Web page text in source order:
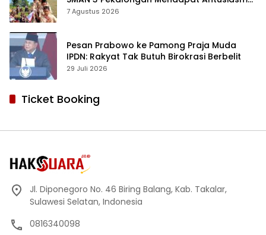
dan Respon Positif Orang Tua Murid
7 Agustus 2026
Pesan Prabowo ke Pamong Praja Muda
IPDN: Rakyat Tak Butuh Birokrasi Berbelit
29 Juli 2026
Ticket Booking
Jl. Diponegoro No. 46 Biring Balang, Kab. Takalar,
Sulawesi Selatan, Indonesia
0816340098